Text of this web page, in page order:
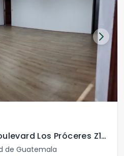
Edificio en alquiler Boulevard Los Próceres Z10!
de Guatemala